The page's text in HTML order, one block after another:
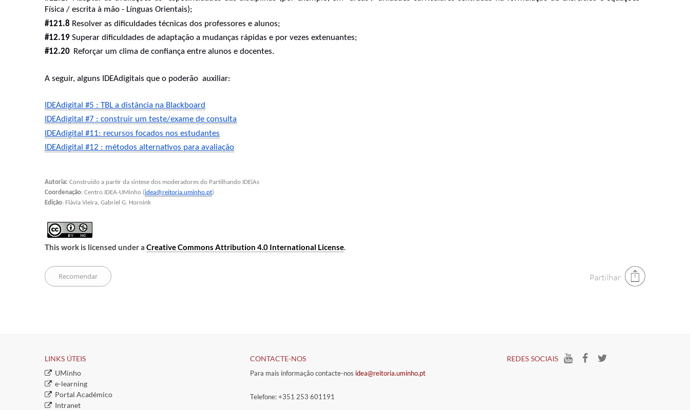
Física / escrita à mão - Línguas Orientais);
#121.8 Resolver as dificuldades técnicas dos professores e alunos;
#12.19 Superar dificuldades de adaptação a mudanças rápidas e por vezes extenuantes;
#12.20 Reforçar um clima de confiança entre alunos e docentes.
A seguir, alguns IDEAdigitais que o poderão  auxiliar:
IDEAdigital #5 : TBL a distância na Blackboard
IDEAdigital #7 : construir um teste/exame de consulta
IDEAdigital #11: recursos focados nos estudantes
​IDEAdigital #12 : métodos alternativos para avaliação
Autoria: Construído a partir da síntese dos moderadores do Partilhando IDEiAs
Coordenação: Centro IDEA-UMinho (idea@reitoria.uminho.pt)
Edição: Flávia Vieira, Gabriel G. Hornink
This work is licensed under a Creative Commons Attribution 4.0 International License.
Partilhar
LINKS ÚTEIS​
​UMinho
​e-learning
​Portal Académico
​Intranet
CONTACTE-NOS
Para mais informação contacte-nos idea@reitoria.uminho.pt
Telefone: +351 253 601191
​REDES SOCIAIS​​